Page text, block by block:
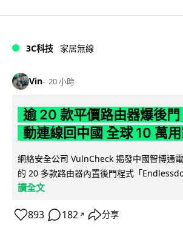
3C科技 家居無線
Vin 20 小時
逾 20 款平價路由器爆後門
動連線回中國 全球 10 萬
網絡安全公司 VulnCheck 揭發中國智博通
的 20 多款路由器內置後門程式「
讀全文
893 182 ↗ 分享